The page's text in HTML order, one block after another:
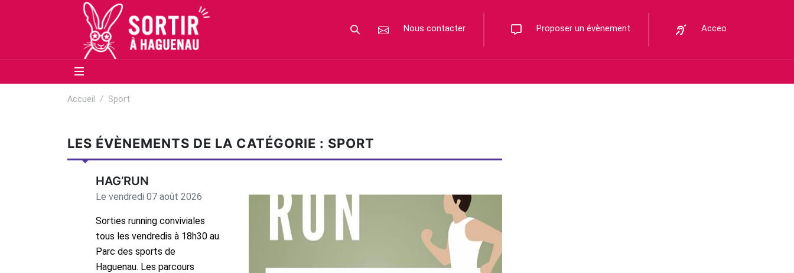
Aller au contenu principal
Aller au moteur de recherche
Votre recherche
Nous contacter Proposer un évènement Acceo
Accueil Sport
LES ÉVÈNEMENTS DE LA CATÉGORIE : SPORT
HAG’RUN
Le vendredi 07 août 2026
Sorties running conviviales
tous les vendredis à 18h30 au
Parc des sports de
Haguenau. Les parcours
Panneau de gestion des cookies